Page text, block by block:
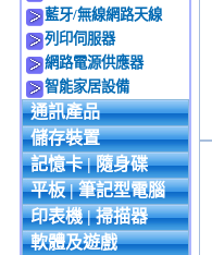
藍牙/無線網路天線
列印伺服器
網路電源供應器
智能家居設備
通訊產品
儲存裝置
記憶卡 | 隨身碟
平板 | 筆記型電腦
印表機 | 掃描器
軟體及遊戲